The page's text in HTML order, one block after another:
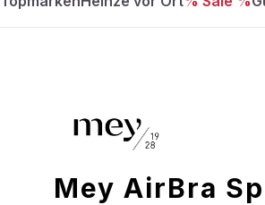
Mey AirBra